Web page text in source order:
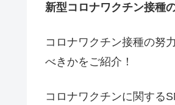
新型コロナワクチン接種
コロナワクチン接種の努
べきかをご紹介！
コロナワクチンに関する